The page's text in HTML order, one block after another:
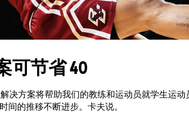
可节省 40
决方案将帮助我们的教练和运动员就学生运动
间的推移不断进步。 卡夫说。